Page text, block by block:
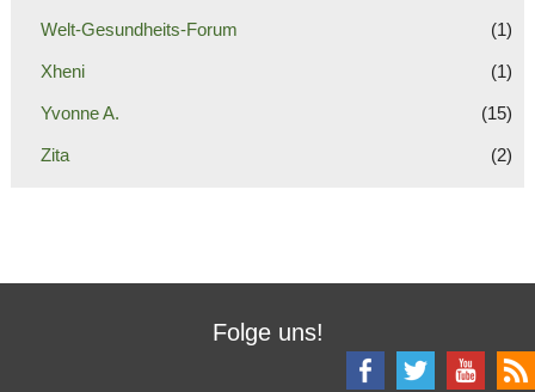
Welt-Gesundheits-Forum (1)
Xheni (1)
Yvonne A. (15)
Zita (2)
Folge uns!